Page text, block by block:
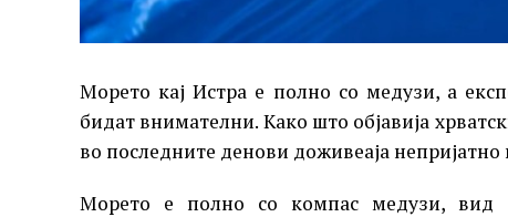
Морето кај Истра е полно со медузи, а
бидат внимателни. Како што објавија
во последните денови доживеаја
Морето е полно со компас медузи, вид